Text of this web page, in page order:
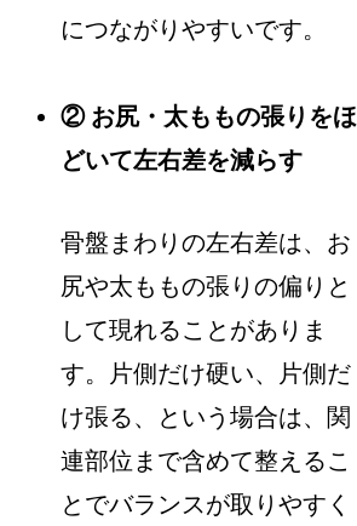
につながりやすいです。
② お尻・太ももの張りをほ
どいて左右差を減らす
骨盤まわりの左右差は、お
尻や太ももの張りの偏りと
して現れることがありま
す。片側だけ硬い、片側だ
け張る、という場合は、関
連部位まで含めて整えるこ
とでバランスが取りやすく